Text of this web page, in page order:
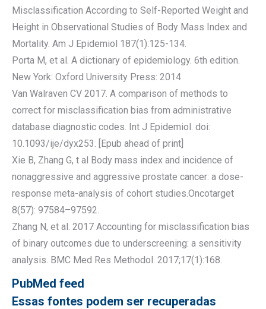
Misclassification According to Self-Reported Weight and
Height in Observational Studies of Body Mass Index and
Mortality. Am J Epidemiol 187(1):125-134.
Porta M, et al. A dictionary of epidemiology. 6th edition.
New York: Oxford University Press: 2014
Van Walraven CV 2017. A comparison of methods to
correct for misclassification bias from administrative
database diagnostic codes. Int J Epidemiol. doi:
10.1093/ije/dyx253. [Epub ahead of print]
Xie B, Zhang G, t al Body mass index and incidence of
nonaggressive and aggressive prostate cancer: a dose-
response meta-analysis of cohort studies.Oncotarget
8(57): 97584–97592.
Zhang N, et al. 2017 Accounting for misclassification bias
of binary outcomes due to underscreening: a sensitivity
analysis. BMC Med Res Methodol. 2017;17(1):168.
PubMed feed
Essas fontes podem ser recuperadas